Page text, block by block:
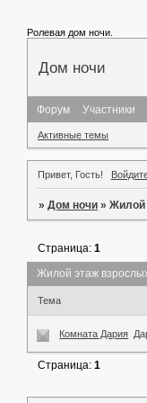
Ролевая дом ночи.
Дом ночи
Форум Участники
Активные темы
Привет, Гость!
»Дом ночи »Жилой
Жилой этаж
Страница:1
Тема
Комната Дария
Страница:1